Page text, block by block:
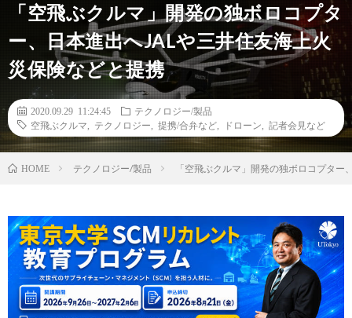
「空飛ぶクルマ」開発の独ボロコプタ
ー、日本進出へJALや三井住友海上火
災保険などと提携
2020.09.29 11:24:45
テクノロジー/製品
空飛ぶクルマ
テクノロジー 提携/合弁など ドローン 記者会見など
HOME テクノロジー/製品 「空飛ぶクルマ」開発の独ボロコプタ